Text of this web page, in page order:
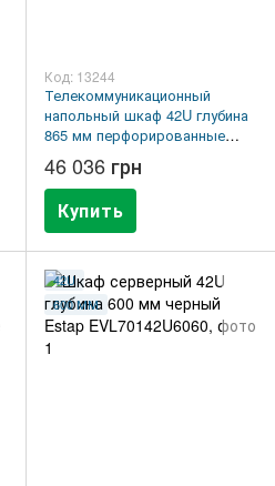
Код: 13244
Телекоммуникационный
напольный шкаф 42U глубина
865 мм перфорированные
двери (66%) серый CMS UA-
MGSE4268MPG
46 036 грн
Купить
42U
600 ММ